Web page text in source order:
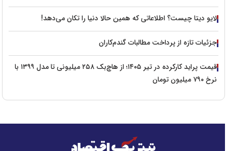
لایو دیتا چیست؟ اطلاعاتی که همین حالا دنیا را تکان می‌دهد!
جزئیات تازه از پرداخت مطالبات گندم‌کاران
قیمت پراید کارکرده در تیر ۱۴۰۵؛ از هاچ‌بک ۲۵۸ میلیونی تا مدل ۱۳۹۹ با
نرخ ۷۹۰ میلیون تومان